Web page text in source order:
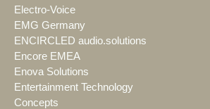
Electro-Voice
EMG Germany
ENCIRCLED audio.solutions
Encore EMEA
Enova Solutions
Entertainment Technology
Concepts